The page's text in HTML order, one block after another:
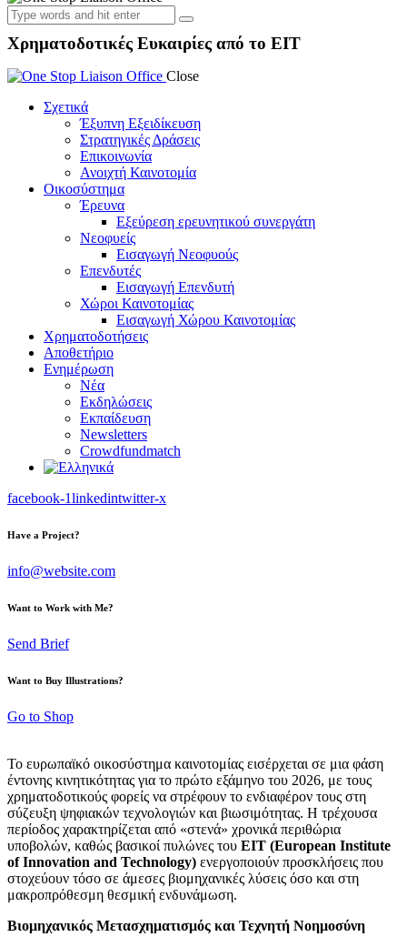
Χρηματοδοτικές Ευκαιρίες από το EIT
Close
Σχετικά
Έξυπνη Εξειδίκευση
Στρατηγικές Δράσεις
Επικοινωνία
Ανοιχτή Καινοτομία
Οικοσύστημα
Έρευνα
Εξεύρεση ερευνητικού συνεργάτη
Νεοφυείς
Εισαγωγή Νεοφυούς
Επενδυτές
Εισαγωγή Επενδυτή
Χώροι Καινοτομίας
Εισαγωγή Χώρου Καινοτομίας
Χρηματοδοτήσεις
Αποθετήριο
Ενημέρωση
Νέα
Εκδηλώσεις
Εκπαίδευση
Newsletters
Crowdfundmatch
facebook-1linkedintwitter-x
Have a Project?
info@website.com
Want to Work with Me?
Send Brief
Want to Buy Illustrations?
Go to Shop
Το ευρωπαϊκό οικοσύστημα καινοτομίας εισέρχεται σε μια φάση
έντονης κινητικότητας για το πρώτο εξάμηνο του 2026, με τους
χρηματοδοτικούς φορείς να στρέφουν το ενδιαφέρον τους στη
σύζευξη ψηφιακών τεχνολογιών και βιωσιμότητας. Η τρέχουσα
περίοδος χαρακτηρίζεται από «στενά» χρονικά περιθώρια
υποβολών, καθώς βασικοί πυλώνες του EIT (European Institute
of Innovation and Technology) ενεργοποιούν προσκλήσεις που
στοχεύουν τόσο σε άμεσες βιομηχανικές λύσεις όσο και στη
μακροπρόθεσμη θεσμική ενδυνάμωση.
Βιομηχανικός Μετασχηματισμός και Τεχνητή Νοημοσύνη